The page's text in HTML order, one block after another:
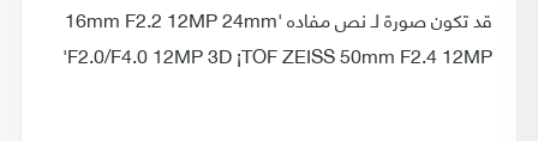
قد تكون صورة لـ ‏نص مفاده '‏‎16mm F2.2 12MP 24mm
F2.0/F4.0 12MP 3D ¡TOF ZEISS 50mm F2.4 12MP‎‏'‏